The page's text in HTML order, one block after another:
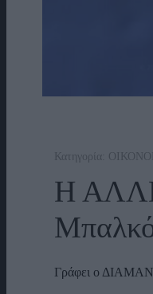
Κατηγορία:
Η
Γράφει ο